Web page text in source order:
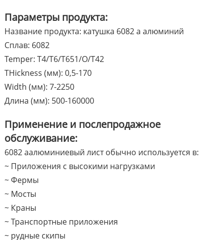
Параметры продукта:
Название продукта: катушка 6082 a алюминий
Сплав: 6082
Temper: T4/T6/T651/O/T42
THickness (мм): 0,5-170
Width (мм): 7-2250
Длина (мм): 500-160000
Применение и послепродажное
обслуживание:
6082 aалюминиевый лист обычно используется в:
~ Приложения с высокими нагрузками
~ Фермы
~ Мосты
~ Краны
~ Транспортные приложения
~ рудные скипы